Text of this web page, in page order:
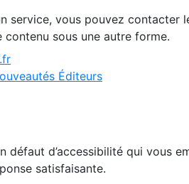
service, vous pouvez
sous une autre forme.
Éditeurs
d’accessibilité qui vous
satisfaisante.